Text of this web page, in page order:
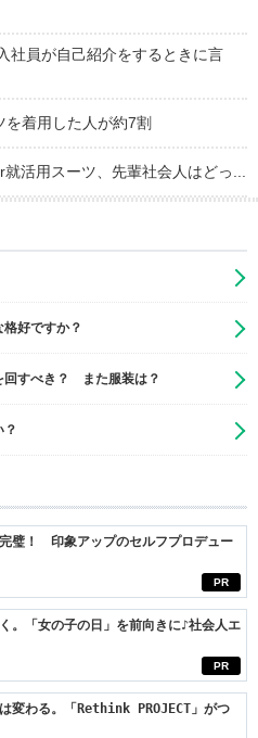
社員が自己紹介をするときに言
着用した人が約7割
活用スーツ、先輩社会人はどっ...
好ですか？
回すべき？ また服装は？
？
PR
璧！ 印象アップのセルフプロデュー
PR
。「女の子の日」を前向きに♪社会人エ
変わる。「Rethink PROJECT」がつ